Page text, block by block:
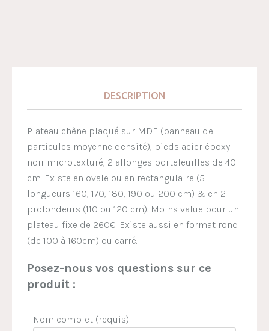
DESCRIPTION
Plateau chêne plaqué sur MDF (panneau de
particules moyenne densité), pieds acier époxy
noir microtexturé, 2 allonges portefeuilles de 40
cm. Existe en ovale ou en rectangulaire (5
longueurs 160, 170, 180, 190 ou 200 cm) & en 2
profondeurs (110 ou 120 cm). Moins value pour un
plateau fixe de 260€. Existe aussi en format rond
(de 100 à 160cm) ou carré.
Posez-nous vos questions sur ce
produit :
Nom complet (requis)